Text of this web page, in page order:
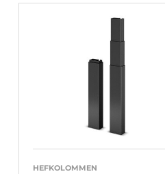
HEFKOLOMMEN